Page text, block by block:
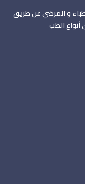
و المرضي عن طريق
أنواع الطب